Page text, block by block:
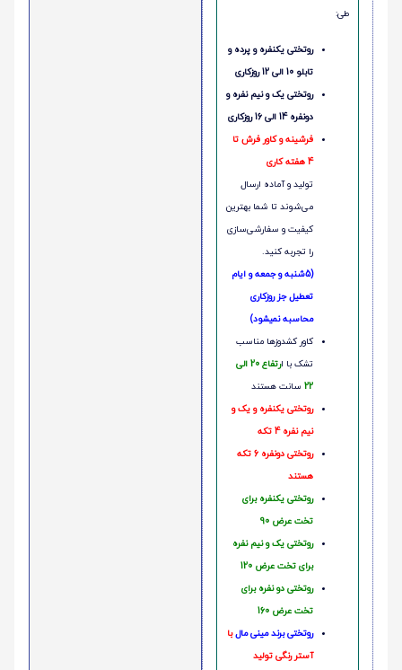
طی:
روتختی یکنفره و پرده و
تابلو 10 الی 12 روزکاری
روتختی یک و نیم نفره و
دونفره 14 الی 16 روزکاری
فرشینه و کاور فرش تا
4 هفته کاری
تولید و آماده ارسال
می‌شوند تا شما بهترین
کیفیت و سفارشی‌سازی
را تجربه کنید.
(5شنبه و جمعه و ایام
تعطیل جز روزکاری
محاسبه نمیشود)
کاور کشدوزها مناسب
تشک با ا
رتفاع 20 الی
22 سانت هستند
روتختی یکنفره و یک و
نیم نفره 4 تکه
روتختی دونفره 6 تکه
هستند
روتختی یکنفره برای
تخت عرض 90
روتختی یک و نیم نفره
برای تخت عرض 120
روتختی دو نفره برای
تخت عرض 160
روتختی‌ برند مینی مالبا
آستر رنگی تولید